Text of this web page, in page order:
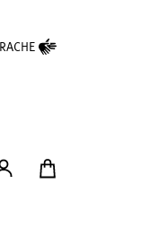
Zum Ticketshop